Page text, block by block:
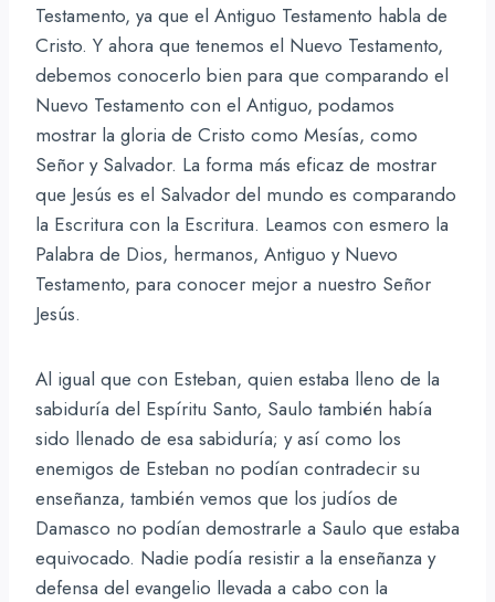
Testamento, ya que el Antiguo Testamento habla de
Cristo. Y ahora que tenemos el Nuevo Testamento,
debemos conocerlo bien para que comparando el
Nuevo Testamento con el Antiguo, podamos
mostrar la gloria de Cristo como Mesías, como
Señor y Salvador. La forma más eficaz de mostrar
que Jesús es el Salvador del mundo es comparando
la Escritura con la Escritura. Leamos con esmero la
Palabra de Dios, hermanos, Antiguo y Nuevo
Testamento, para conocer mejor a nuestro Señor
Jesús.
Al igual que con Esteban, quien estaba lleno de la
sabiduría del Espíritu Santo, Saulo también había
sido llenado de esa sabiduría; y así como los
enemigos de Esteban no podían contradecir su
enseñanza, también vemos que los judíos de
Damasco no podían demostrarle a Saulo que estaba
equivocado. Nadie podía resistir a la enseñanza y
defensa del evangelio llevada a cabo con la